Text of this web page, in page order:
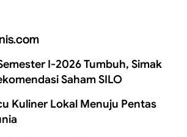
I-2026 Tumbuh, Simak
Saham SILO
Kuliner Lokal Menuju Pentas